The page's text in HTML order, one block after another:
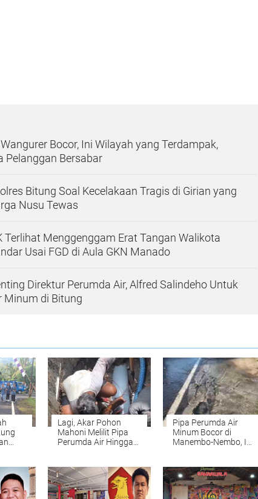
Bocor, Ini Wilayah yang Terdampak,
Pelanggan Bersabar
Bitung Soal Kecelakaan Tragis di Girian yang
Nusu Tewas
Terlihat Menggenggam Erat Tangan Walikota
Usai FGD di Aula GKN Manado
Direktur Perumda Air, Alfred Salindeho Untuk
Minum di Bitung
Lagi, Akar Pohon
Mahoni Melilit Pipa
Perumda Air Hingga
Pipa Perumda Air
Minum Bocor di
Manembo-Nembo, Ini